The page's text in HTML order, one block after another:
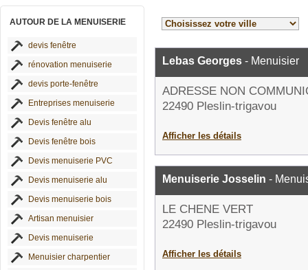
AUTOUR DE LA MENUISERIE
devis fenêtre
rénovation menuiserie
devis porte-fenêtre
Entreprises menuiserie
Devis fenêtre alu
Devis fenêtre bois
Devis menuiserie PVC
Devis menuiserie alu
Devis menuiserie bois
Artisan menuisier
Devis menuiserie
Menuisier charpentier
Lebas Georges - Menuisier
ADRESSE NON
22490 Pleslin-trigavou
Afficher les détails
Menuiserie Josselin -
LE CHENE VERT
22490 Pleslin-trigavou
Afficher les détails